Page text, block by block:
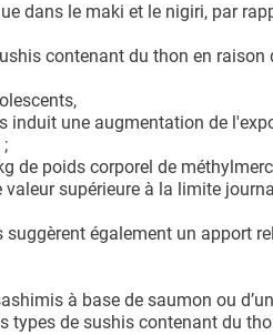
dans le maki et le nigiri, par
contenant du thon en raison
induit une augmentation de
de poids corporel de
supérieure à la limite
également un apport
à base de saumon ou
types de sushis contenant du